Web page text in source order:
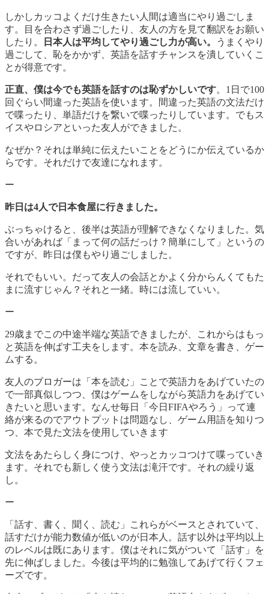
しかしカッコよくだけ生きたい人間は適当にやり過ごしま
す。目を合わさず過ごしたり、友人の方を見て翻訳をお願い
したり。
日本人は平均してやり過ごし力が高い。
うまくやり
過ごして、恥をかかず、英語を話すチャンスを潰していくこ
とが得意です。
正直、僕は今でも英語を話すのは恥ずかしいです。1日で100
回ぐらい間違った英語を使います。間違った英語の文法だけ
で喋ったり、単語だけを繋いで喋ったりしています。でもス
イスやロシアといった友人ができました。
なぜか？それは単純に伝えたいことをどうにか伝えているか
らです。それだけで友達になれます。
ー
昨日は4人で日本食屋に行きました。
ぶっちゃけると、後半は英語が理解できなくなりました。気
合いがあれば「まって何の話だっけ？簡単にして」というの
ですが、昨日は僕もやり過ごしました。
それでもいい。だって友人の会話とかよく分からんくてもた
まに流すじゃん？それと一緒。時には流していい。
ー
29歳までこの中途半端な英語できましたが、これからはもっ
と英語を伸ばす工夫をします。本を読み、文章を書き、ゲー
ムする。
友人のブロガーは「本を読む」ことで英語力をあげていたの
で一部真似しつつ、僕はゲームをしながら英語力をあげてい
きたいと思います。なんせ毎日「今日FIFAやろう」って連
絡が来るのでアウトプットは問題なし、ゲーム用語を知りつ
つ、本で見た文法を使用していきます
文法をあたらしく身につけ、やっとカッコつけて喋っていき
ます。それでも新しく使う文法は滝汗です。それの繰り返
し。
ー
「話す、書く、聞く、読む」これらがベースとされていて、
話すだけが能力数値が低いのが日本人。話す以外は平均以上
のレベルは既にあります。僕はそれに気がついて「話す」を
先に伸ばしました。今後は平均的に勉強してあげて行くフェ
ーズです。